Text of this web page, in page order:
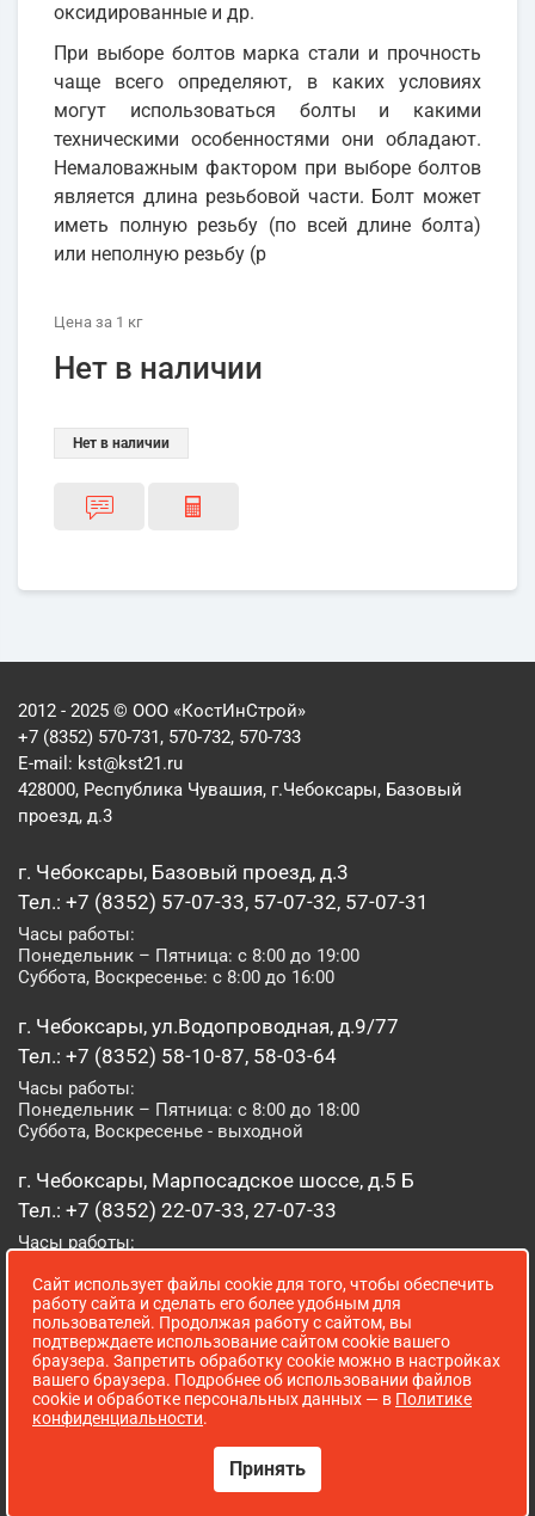
оксидированные и др.
При выборе болтов марка стали и прочность
чаще всего определяют, в каких условиях
могут использоваться болты и какими
техническими особенностями они обладают.
Немаловажным фактором при выборе болтов
является длина резьбовой части. Болт может
иметь полную резьбу (по всей длине болта)
или неполную резьбу (р
Цена за 1 кг
Нет в наличии
Нет в наличии
2012 - 2025 © ООО «КостИнСтрой»
+7 (8352) 570-731, 570-732, 570-733
E-mail: kst@kst21.ru
428000, Республика Чувашия, г.Чебоксары, Базовый
проезд, д.3
г. Чебоксары, Базовый проезд, д.3
Тел.: +7 (8352) 57-07-33, 57-07-32, 57-07-31
Часы работы:
Понедельник – Пятница: с 8:00 до 19:00
Суббота, Воскресенье: с 8:00 до 16:00
г. Чебоксары, ул.Водопроводная, д.9/77
Тел.: +7 (8352) 58-10-87, 58-03-64
Часы работы:
Понедельник – Пятница: с 8:00 до 18:00
Суббота, Воскресенье - выходной
г. Чебоксары, Марпосадское шоссе, д.5 Б
Тел.: +7 (8352) 22-07-33, 27-07-33
Часы работы:
Суббота, Воскресенье: с 8:00 до 16:00
г. Йошкар-Ола, ул. Луначарского, д. 52 А
Тел.: (8362) 41-07-31
Часы работы:
Понедельник – Пятница: с 8:00 до 18:00
Сопровождение сайта WebStroy
Сайт использует файлы cookie для того, чтобы обеспечить
работу сайта и сделать его более удобным для
пользователей. Продолжая работу с сайтом, вы
подтверждаете использование сайтом cookie вашего
браузера. Запретить обработку cookie можно в настройках
вашего браузера. Подробнее об использовании файлов
cookie и обработке персональных данных — в Политике
конфиденциальности.
Принять